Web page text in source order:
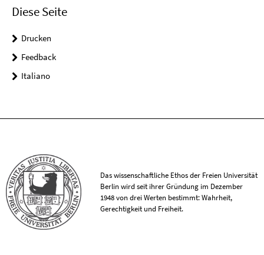
Diese Seite
Drucken
Feedback
Italiano
Das wissenschaftliche Ethos der Freien Universität
Berlin wird seit ihrer Gründung im Dezember
1948 von drei Werten bestimmt: Wahrheit,
Gerechtigkeit und Freiheit.